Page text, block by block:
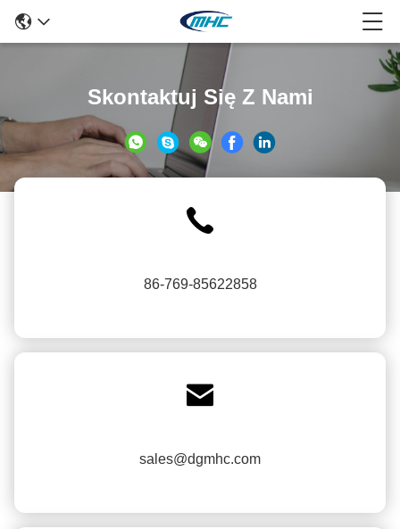
Skontaktuj Się Z Nami
86-769-85622858

sales@dgmhc.com